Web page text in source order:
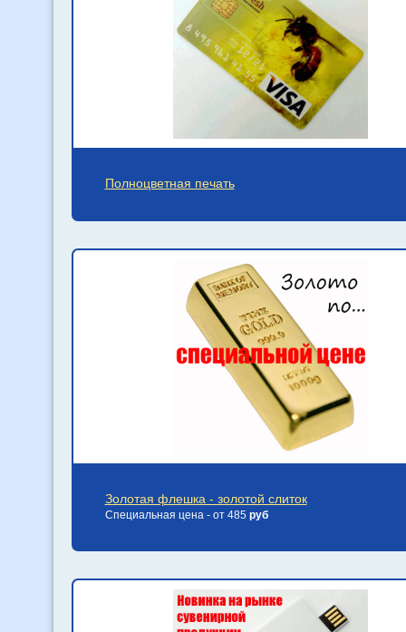
Полноцветная печать
Золотая флешка - золотой слиток
Специальная цена - от 485 руб